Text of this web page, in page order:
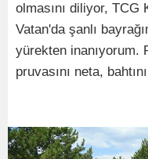
olmasını diliyor, TCG
Vatan'da şanlı
yürekten inanıyorum.
pruvasını neta,